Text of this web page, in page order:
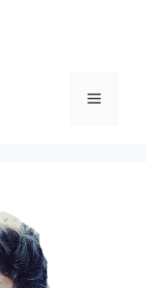
Menü